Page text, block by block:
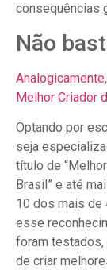
consequências
Não
Melhor Criador
Optando por
seja
título de
Brasil” e até
10 dos mais de
esse
foram testados,
de criar